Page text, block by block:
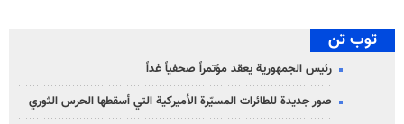
توب تن
رئيس الجمهورية يعقد مؤتمراً صحفياً غداً
صور جديدة للطائرات المسيّرة الأميركية التي أسقطها الحرس الثوري